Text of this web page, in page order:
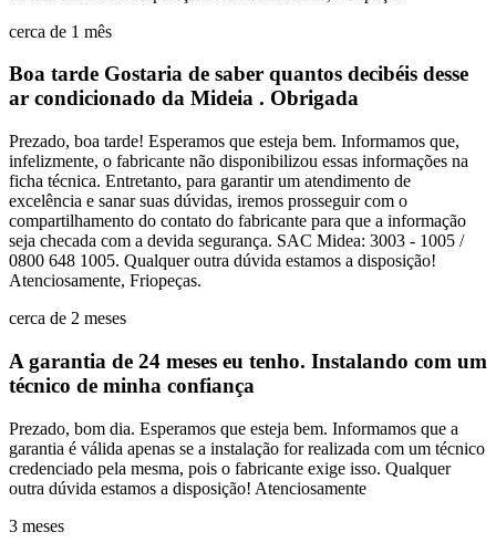
cerca de 1 mês
Boa tarde Gostaria de saber quantos decibéis desse
ar condicionado da Mideia . Obrigada
Prezado, boa tarde! Esperamos que esteja bem. Informamos que,
infelizmente, o fabricante não disponibilizou essas informações na
ficha técnica. Entretanto, para garantir um atendimento de
excelência e sanar suas dúvidas, iremos prosseguir com o
compartilhamento do contato do fabricante para que a informação
seja checada com a devida segurança. SAC Midea: 3003 - 1005 /
0800 648 1005. Qualquer outra dúvida estamos a disposição!
Atenciosamente, Friopeças.
cerca de 2 meses
A garantia de 24 meses eu tenho. Instalando com um
técnico de minha confiança
Prezado, bom dia. Esperamos que esteja bem. Informamos que a
garantia é válida apenas se a instalação for realizada com um técnico
credenciado pela mesma, pois o fabricante exige isso. Qualquer
outra dúvida estamos a disposição! Atenciosamente
3 meses